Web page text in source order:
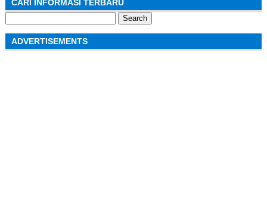
CARI INFORMASI TERBARU
for:
ADVERTISEMENTS